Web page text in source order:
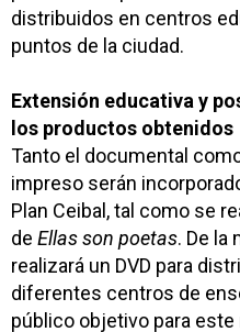
distribuidos en centros
puntos de la ciudad.
Extensión educativa y
los productos obtenidos
Tanto el documental
impreso serán
Plan Ceibal, tal como se
de Ellas son poetas. De la
realizará un DVD para
diferentes centros de
público objetivo para